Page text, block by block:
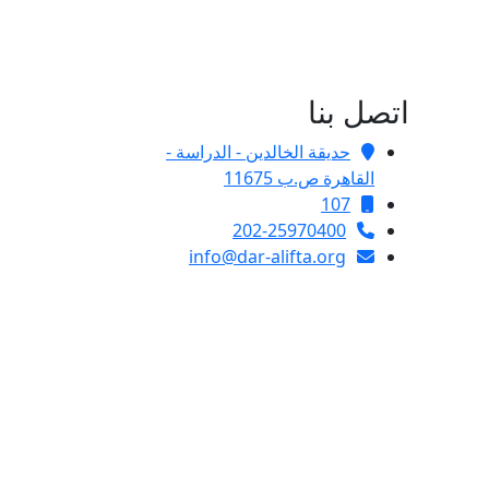
اتصل بنا
حديقة الخالدين - الدراسة -
القاهرة ص.ب 11675
107
202-25970400
info@dar-alifta.org